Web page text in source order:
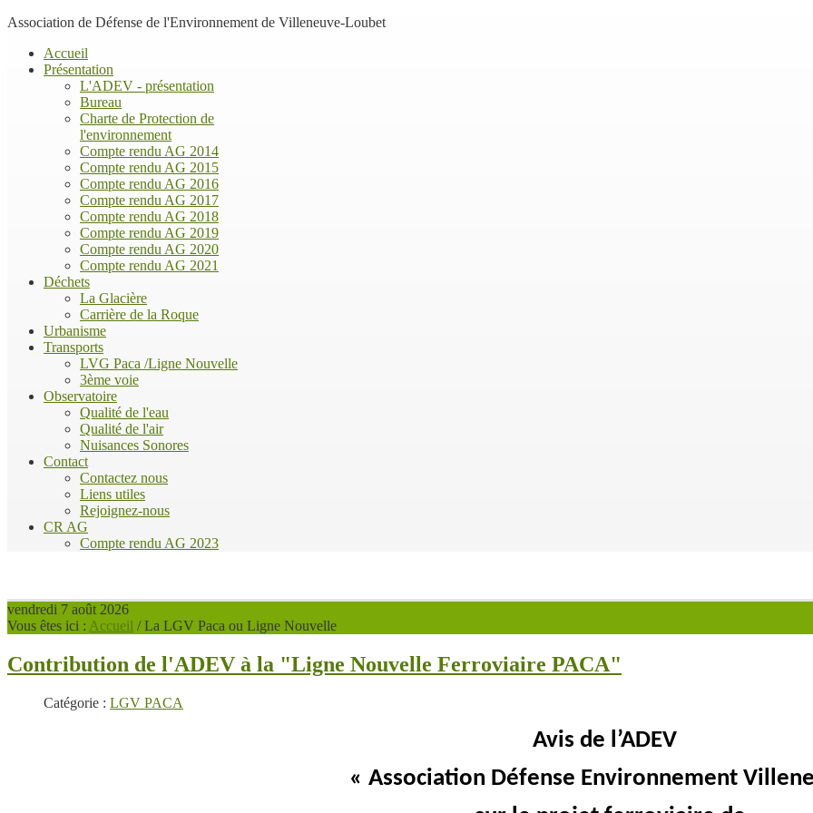
Association de Défense de l'Environnement de Villeneuve-Loubet
Accueil
Présentation
L'ADEV - présentation
Bureau
Charte de Protection de
l'environnement
Compte rendu AG 2014
Compte rendu AG 2015
Compte rendu AG 2016
Compte rendu AG 2017
Compte rendu AG 2018
Compte rendu AG 2019
Compte rendu AG 2020
Compte rendu AG 2021
Déchets
La Glacière
Carrière de la Roque
Urbanisme
Transports
LVG Paca /Ligne Nouvelle
3ème voie
Observatoire
Qualité de l'eau
Qualité de l'air
Nuisances Sonores
Contact
Contactez nous
Liens utiles
Rejoignez-nous
CR AG
Compte rendu AG 2023
vendredi 7 août 2026
Vous êtes ici : Accueil /La LGV Paca ou Ligne Nouvelle
Contribution de l'ADEV à la "Ligne Nouvelle Ferroviaire PACA"
Catégorie : LGV PACA
Avis de l’ADEV
« Association Défense Environnement